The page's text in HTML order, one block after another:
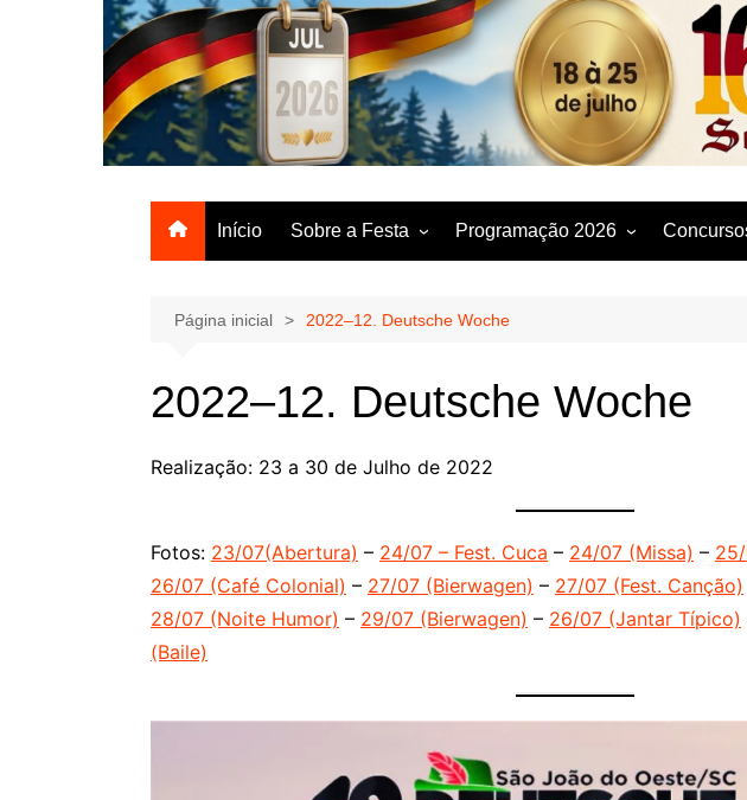
A Genuína Festa Alemã do Inverno Brasileiro
Início Sobre a Festa
Logomarca
Jingle
Programação 2026
Programação – Locais e
Página inicial 2022–12. Deutsche Woche
2022–12. Deutsche Woche
Realização: 23 a 30 de Julho de 2022
Fotos: 23/07(Abertura) – 24/07 – Fest. Cuca – 24/07 (Missa) –
26/07 (Café Colonial) – 27/07 (Bierwagen) – 27/07 (Fest. Canção)
28/07 (Noite Humor) – 29/07 (Bierwagen) – 26/07 (Jantar Típico)
(Baile)